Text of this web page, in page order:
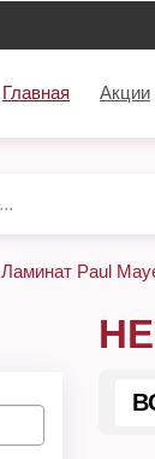
Главная Акции
Ламинат Paul